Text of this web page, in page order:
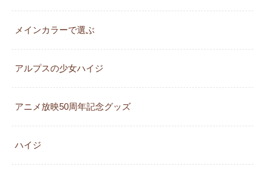
メインカラーで選ぶ
アルプスの少女ハイジ
アニメ放映50周年記念グッズ
ハイジ